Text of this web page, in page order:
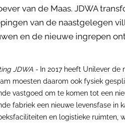
van de Maas. JDWA
van de naastgelegen
en de nieuwe ingrepen
JDWA - In 2017 heeft Unilever
moesten daarom ook fysiek
vastgoed om te komen tot een
fabriek een nieuwe levensfase in
en logistieke ruimten,